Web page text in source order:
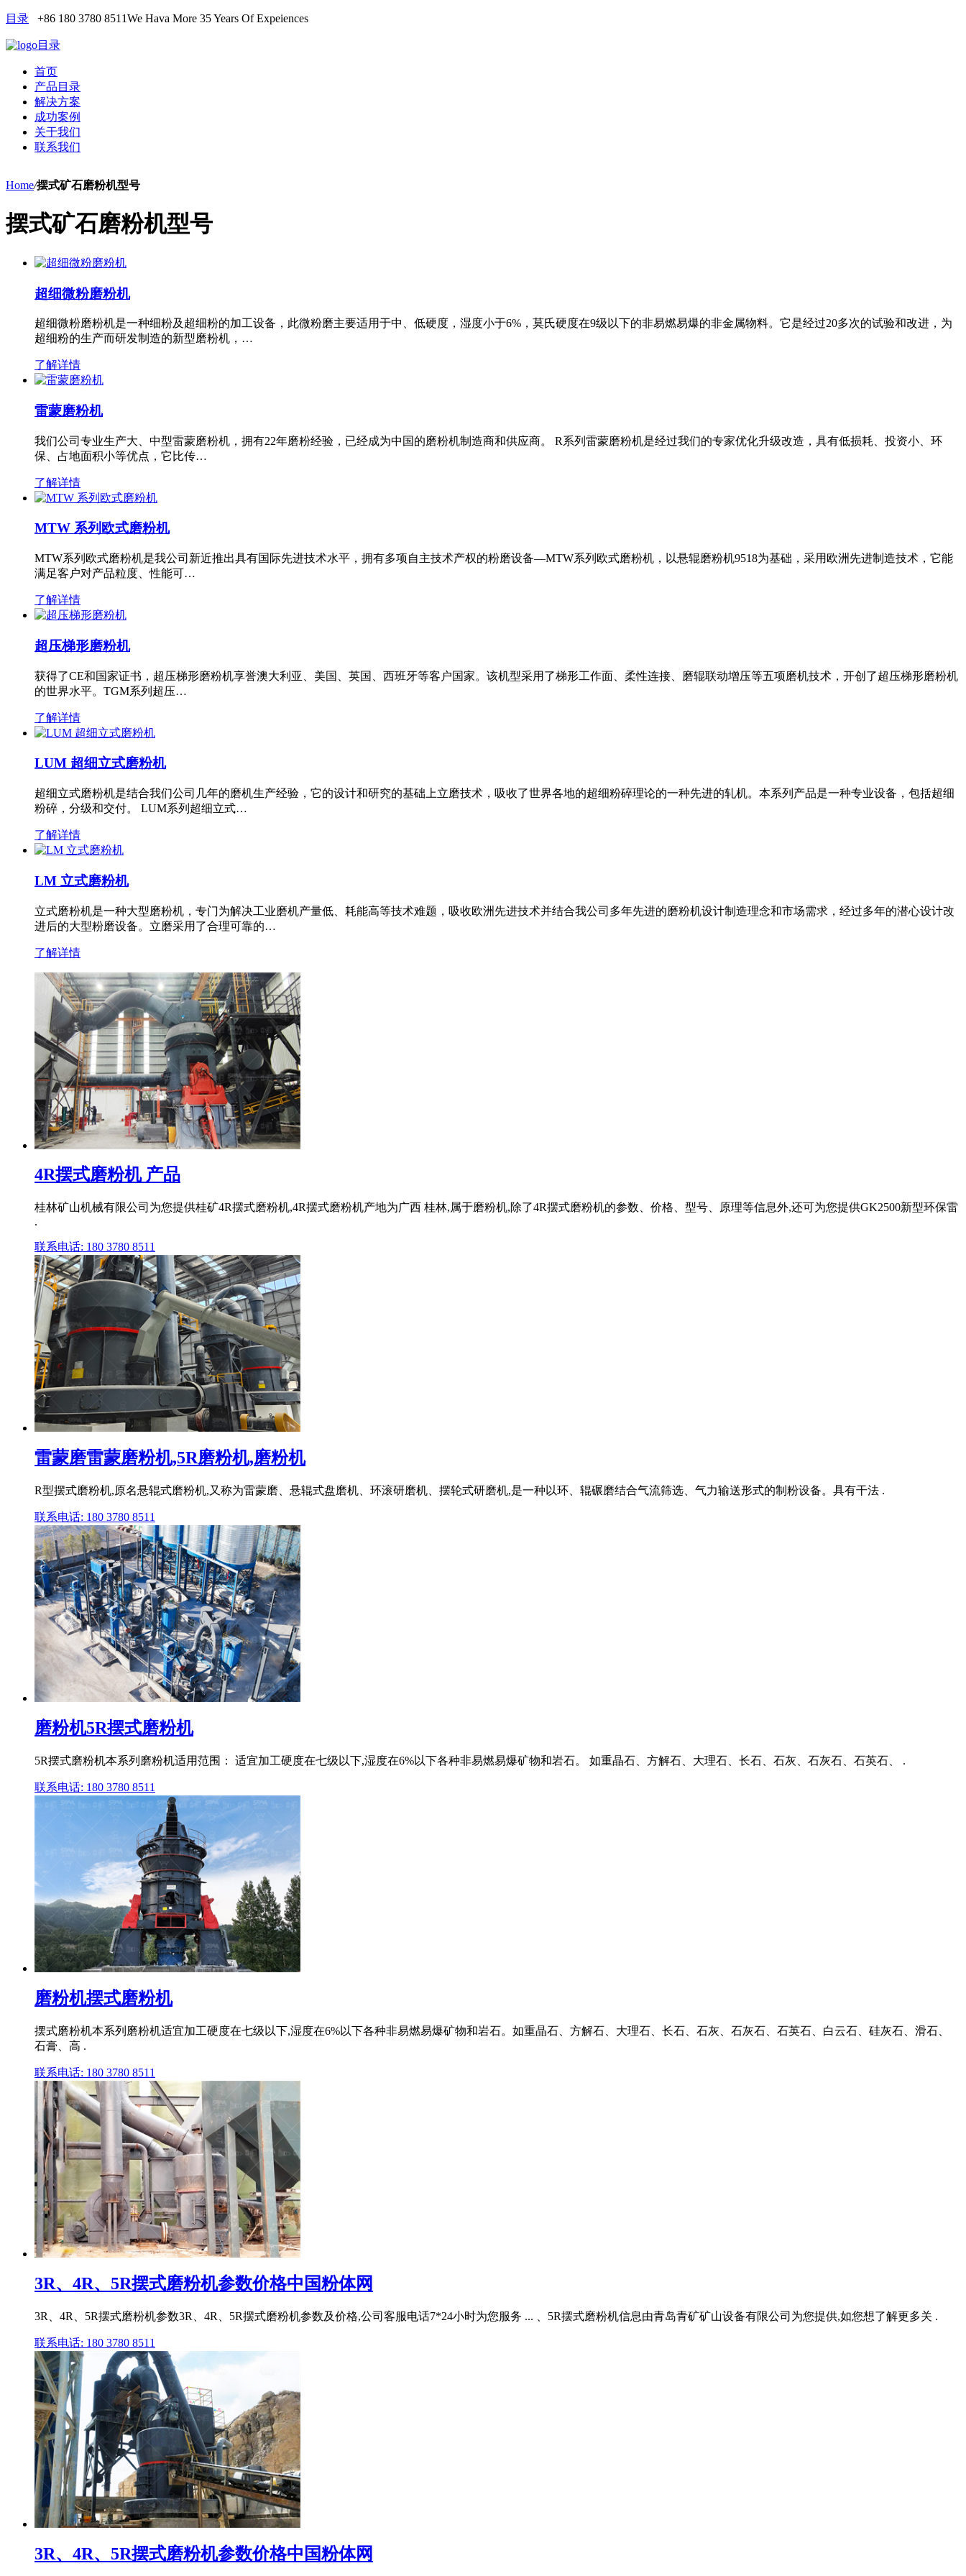
目录 +86 180 3780 8511We Hava More 35 Years Of Expeiences
目录
首页
产品目录
解决方案
成功案例
关于我们
联系我们
Home/摆式矿石磨粉机型号
摆式矿石磨粉机型号
超细微粉磨粉机
超细微粉磨粉机是一种细粉及超细粉的加工设备，此微粉磨主要适用于中、低硬度，湿度小于6%，莫氏硬度在9级以下的非易燃易爆的非金属物料。它是经过20多次的试验和改进，为
超细粉的生产而研发制造的新型磨粉机，…
了解详情
雷蒙磨粉机
我们公司专业生产大、中型雷蒙磨粉机，拥有22年磨粉经验，已经成为中国的磨粉机制造商和供应商。 R系列雷蒙磨粉机是经过我们的专家优化升级改造，具有低损耗、投资小、环
保、占地面积小等优点，它比传…
了解详情
MTW 系列欧式磨粉机
MTW系列欧式磨粉机是我公司新近推出具有国际先进技术水平，拥有多项自主技术产权的粉磨设备—MTW系列欧式磨粉机，以悬辊磨粉机9518为基础，采用欧洲先进制造技术，它能
满足客户对产品粒度、性能可…
了解详情
超压梯形磨粉机
获得了CE和国家证书，超压梯形磨粉机享誉澳大利亚、美国、英国、西班牙等客户国家。该机型采用了梯形工作面、柔性连接、磨辊联动增压等五项磨机技术，开创了超压梯形磨粉机
的世界水平。TGM系列超压…
了解详情
LUM 超细立式磨粉机
超细立式磨粉机是结合我们公司几年的磨机生产经验，它的设计和研究的基础上立磨技术，吸收了世界各地的超细粉碎理论的一种先进的轧机。本系列产品是一种专业设备，包括超细
粉碎，分级和交付。 LUM系列超细立式…
了解详情
LM 立式磨粉机
立式磨粉机是一种大型磨粉机，专门为解决工业磨机产量低、耗能高等技术难题，吸收欧洲先进技术并结合我公司多年先进的磨粉机设计制造理念和市场需求，经过多年的潜心设计改
进后的大型粉磨设备。立磨采用了合理可靠的…
了解详情
4R摆式磨粉机 产品
桂林矿山机械有限公司为您提供桂矿4R摆式磨粉机,4R摆式磨粉机产地为广西 桂林,属于磨粉机,除了4R摆式磨粉机的参数、价格、型号、原理等信息外,还可为您提供GK2500新型环保雷
.
联系电话: 180 3780 8511
雷蒙磨雷蒙磨粉机,5R磨粉机,磨粉机
R型摆式磨粉机,原名悬辊式磨粉机,又称为雷蒙磨、悬辊式盘磨机、环滚研磨机、摆轮式研磨机,是一种以环、辊碾磨结合气流筛选、气力输送形式的制粉设备。具有干法 .
联系电话: 180 3780 8511
磨粉机5R摆式磨粉机
5R摆式磨粉机本系列磨粉机适用范围： 适宜加工硬度在七级以下,湿度在6%以下各种非易燃易爆矿物和岩石。 如重晶石、方解石、大理石、长石、石灰、石灰石、石英石、 .
联系电话: 180 3780 8511
磨粉机摆式磨粉机
摆式磨粉机本系列磨粉机适宜加工硬度在七级以下,湿度在6%以下各种非易燃易爆矿物和岩石。如重晶石、方解石、大理石、长石、石灰、石灰石、石英石、白云石、硅灰石、滑石、
石膏、高 .
联系电话: 180 3780 8511
3R、4R、5R摆式磨粉机参数价格中国粉体网
3R、4R、5R摆式磨粉机参数3R、4R、5R摆式磨粉机参数及价格,公司客服电话7*24小时为您服务 ... 、5R摆式磨粉机信息由青岛青矿矿山设备有限公司为您提供,如您想了解更多关 .
联系电话: 180 3780 8511
3R、4R、5R摆式磨粉机参数价格中国粉体网